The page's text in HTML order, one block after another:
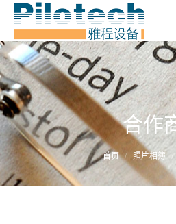
合作
当前位置： 首页 照片相簿